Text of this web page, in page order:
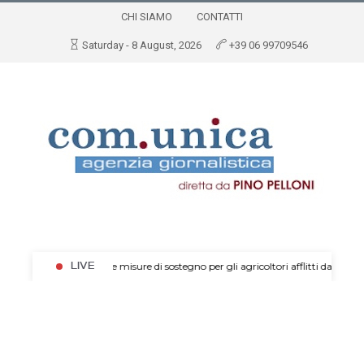
CHI SIAMO CONTATTI
Saturday - 8 August, 2026 +39 06 99709546